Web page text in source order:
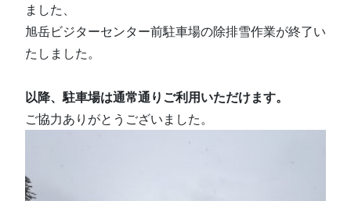
ました、
旭岳ビジターセンター前駐車場の除排雪作業が終了い
たしました。
以降、駐車場は通常通りご利用いただけます。
ご協力ありがとうございました。